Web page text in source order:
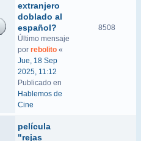
extranjero
doblado al
español?
Último mensaje
por rebolito «
Jue, 18 Sep
2025, 11:12
Publicado en
Hablemos de
Cine
8508
película
"rejas